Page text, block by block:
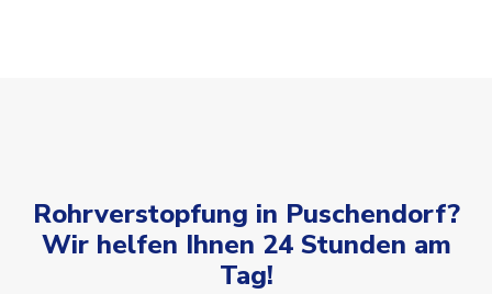
Rohrverstopfung in Puschendorf?
Wir helfen Ihnen 24 Stunden am
Tag!